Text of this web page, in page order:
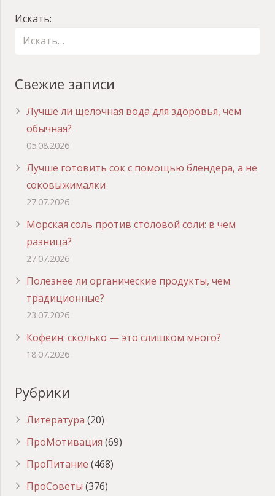
Искать:
Свежие записи
Лучше ли щелочная вода для здоровья, чем
обычная?
05.08.2026
Лучше готовить сок с помощью блендера, а не
соковыжималки
27.07.2026
Морская соль против столовой соли: в чем
разница?
27.07.2026
Полезнее ли органические продукты, чем
традиционные?
23.07.2026
Кофеин: сколько — это слишком много?
18.07.2026
Рубрики
Литература (20)
ПроМотивация (69)
ПроПитание (468)
ПроСоветы (376)